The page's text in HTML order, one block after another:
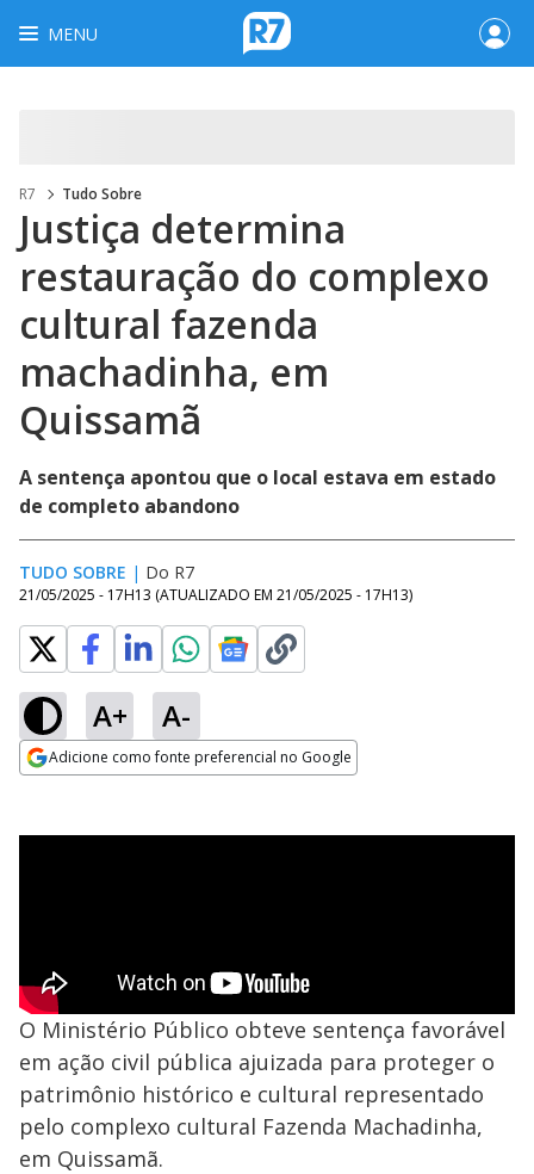
MENU
R7 Tudo Sobre
Justiça determina
restauração do complexo
cultural fazenda
machadinha, em
Quissamã
A sentença apontou que o local estava em estado
de completo abandono
TUDO SOBRE | Do R7
21/05/2025 - 17H13 (ATUALIZADO EM 21/05/2025 - 17H13)
A+ A-
Adicione como fonte preferencial no Google
O Ministério Público obteve sentença favorável
em ação civil pública ajuizada para proteger o
patrimônio histórico e cultural representado
pelo complexo cultural Fazenda Machadinha,
em Quissamã.